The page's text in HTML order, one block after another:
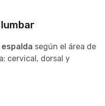
según el área de
cervical, dorsal y